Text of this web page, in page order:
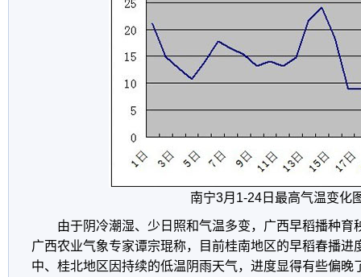
南宁3月1-24日最高气温变化
由于阴冷潮湿、少日照和气温多变，广西早稻播种育
广西农业气象专家谭宗琨称，目前桂南地区的早稻春播进
中、桂北地区因持续的低温阴雨天气，进度显得有些偏晚